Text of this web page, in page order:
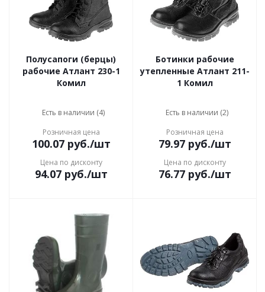
Полусапоги (берцы)
рабочие Атлант 230-1
Комил
Есть в наличии (4)
Розничная цена
100.07руб./шт
Цена по дисконту
94.07руб./шт
Ботинки рабочие
утепленные Атлант 211-
1 Комил
Есть в наличии (2)
Розничная цена
79.97руб./шт
Цена по дисконту
76.77руб./шт